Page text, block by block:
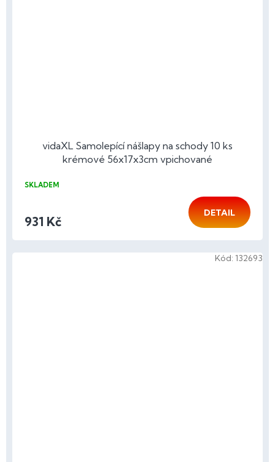
vidaXL Samolepící nášlapy na schody 10 ks
krémové 56x17x3cm vpichované
SKLADEM
931 Kč
DETAIL
Kód: 132693